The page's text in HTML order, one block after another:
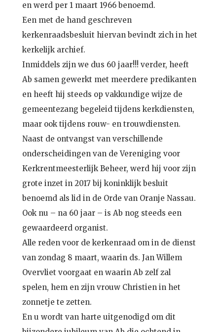
en werd per 1 maart 1966 benoemd.
Een met de hand geschreven
kerkenraadsbesluit hiervan bevindt zich in het
kerkelijk archief.
Inmiddels zijn we dus 60 jaar!!! verder, heeft
Ab samen gewerkt met meerdere predikanten
en heeft hij steeds op vakkundige wijze de
gemeentezang begeleid tijdens kerkdiensten,
maar ook tijdens rouw- en trouwdiensten.
Naast de ontvangst van verschillende
onderscheidingen van de Vereniging voor
Kerkrentmeesterlijk Beheer, werd hij voor zijn
grote inzet in 2017 bij koninklijk besluit
benoemd als lid in de Orde van Oranje Nassau.
Ook nu – na 60 jaar – is Ab nog steeds een
gewaardeerd organist.
Alle reden voor de kerkenraad om in de dienst
van zondag 8 maart, waarin ds. Jan Willem
Overvliet voorgaat en waarin Ab zelf zal
spelen, hem en zijn vrouw Christien in het
zonnetje te zetten.
En u wordt van harte uitgenodigd om dit